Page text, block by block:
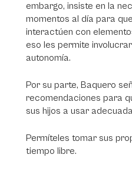
embargo, insiste en la
momentos al día para
interactúen con
eso les permite
autonomía.
Por su parte, Baquero
recomendaciones para
sus hijos a usar
Permíteles tomar sus
tiempo libre.